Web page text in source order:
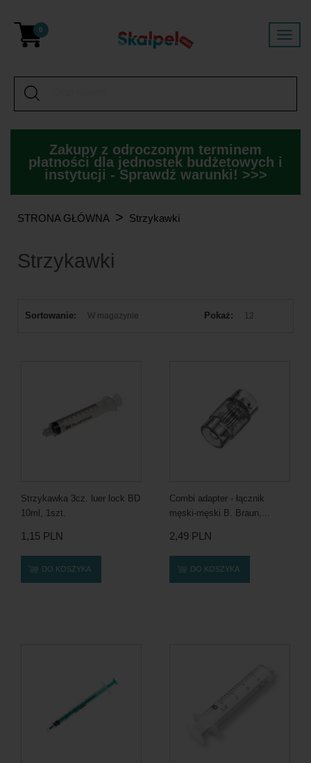
0
Zakupy z odroczonym terminem
płatności dla jednostek budżetowych i
instytucji - Sprawdź warunki! >>>
STRONA GŁÓWNA > Strzykawki
Strzykawki
Sortowanie: W magazynie Pokaż: 12
Strzykawka 3cz. luer lock BD
10ml, 1szt.
1,15 PLN
DO KOSZYKA
Combi adapter - łącznik
męski-męski B. Braun,...
2,49 PLN
DO KOSZYKA